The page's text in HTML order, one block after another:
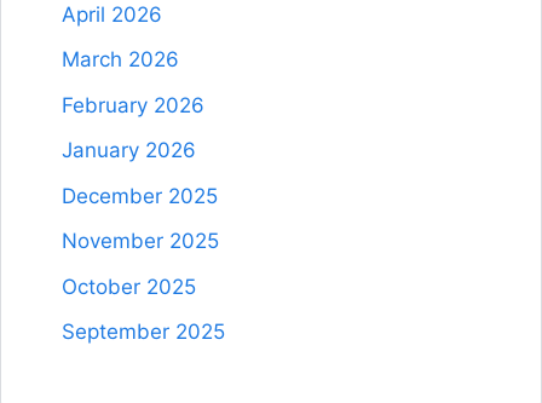
April 2026
March 2026
February 2026
January 2026
December 2025
November 2025
October 2025
September 2025